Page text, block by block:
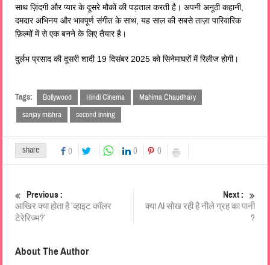
साथ ज़िंदगी और प्यार के दूसरे मौकों की पड़ताल करती है। अपनी अनूठी कहानी,
दमदार अभिनय और भावपूर्ण संगीत के साथ, यह साल की सबसे ताज़ा पारिवारिक
फ़िल्मों में से एक बनने के लिए तैयार है।
दुर्लभ प्रसाद की दूसरी शादी 19 दिसंबर 2025 को सिनेमाघरों में रिलीज होगी।
Tags: Bollywood Hindi Cinema
Mahima Chaudhary
sanjay mishra
second inning
share 0 0 0
Previous :
आखिर क्या होता है ‘व्हाइट कॉलर
टेरेरिज्म?’
Next :
क्या AI सोख रही है नीले ग्रह का पानी
?
About The Author